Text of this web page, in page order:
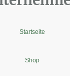
Startseite
Shop